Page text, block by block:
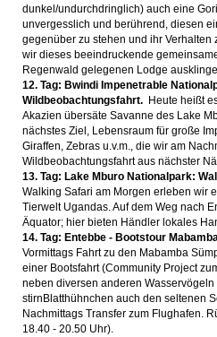
dunkel/undurchdringlich) auch eine
unvergesslich und berührend, diesen
gegenüber zu stehen und ihr Verhalten
wir dieses beeindruckende
Regenwald gelegenen Lodge
12. Tag: Bwindi Impenetrable
Wildbeobachtungsfahrt. Heute heißt
Akazien übersäte Savanne des Lake
nächstes Ziel, Lebensraum für große
Giraffen, Zebras u.v.m., die wir am
Wildbeobachtungsfahrt aus nächster
13. Tag: Lake Mburo Nationalpark:
Walking Safari am Morgen erleben wir
Tierwelt Ugandas. Auf dem Weg nach
Äquator; hier bieten Händler lokales
14. Tag: Entebbe - Bootstour
Vormittags Fahrt zu den Mabamba
einer Bootsfahrt (Community Project
neben diversen anderen
stirnBlatthühnchen auch den seltenen
Nachmittags Transfer zum Flughafen.
18.40 - 20.50 Uhr).